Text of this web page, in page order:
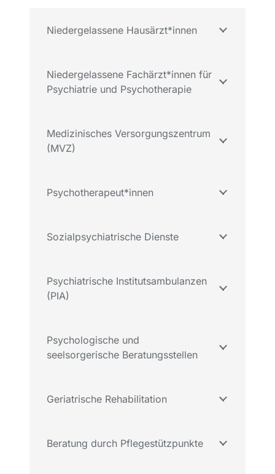
Niedergelassene Hausärzt*innen
Niedergelassene Fachärzt*innen für
Psychiatrie und Psychotherapie
Medizinisches Versorgungszentrum
(MVZ)
Psychotherapeut*innen
Sozialpsychiatrische Dienste
Psychiatrische Institutsambulanzen
(PIA)
Psychologische und
seelsorgerische Beratungsstellen
Geriatrische Rehabilitation
Beratung durch Pflegestützpunkte